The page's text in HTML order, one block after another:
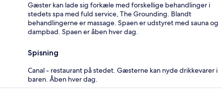
Gæster kan lade sig forkæle med forskellige behandlinger i
stedets spa med fuld service, The Grounding. Blandt
behandlingerne er massage. Spaen er udstyret med sauna og
dampbad. Spaen er åben hver dag.
Spisning
Canal - restaurant på stedet. Gæsterne kan nyde drikkevarer i
baren. Åben hver dag.